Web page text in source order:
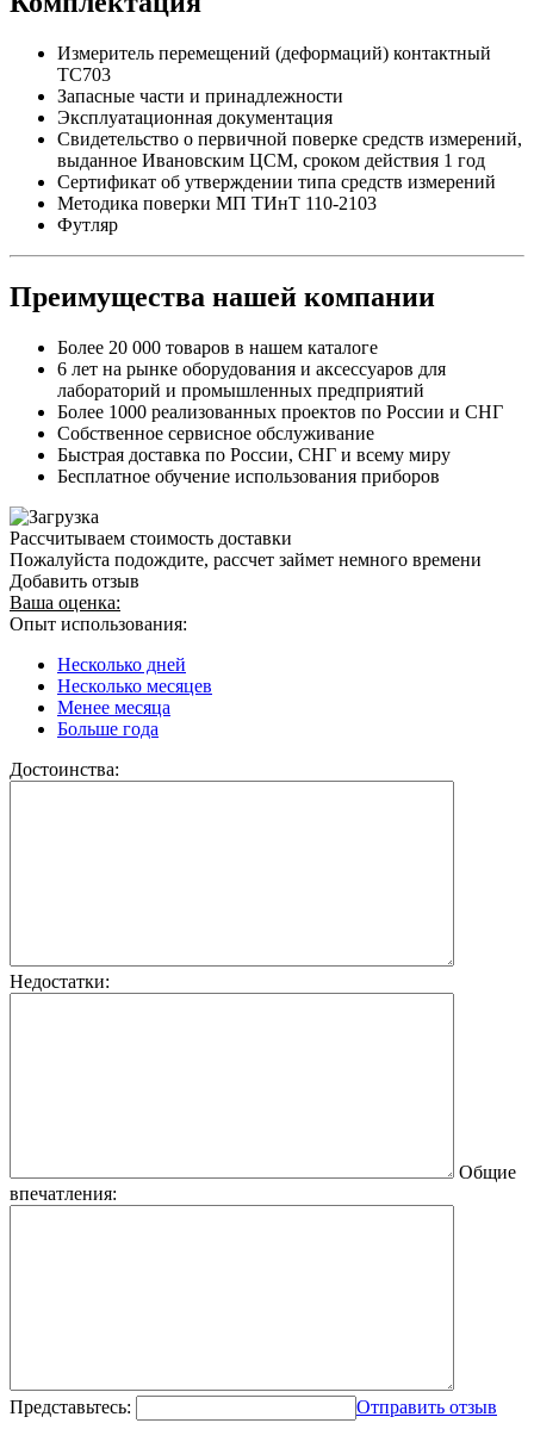
Измеритель перемещений (деформаций) контактный
ТС703
Запасные части и принадлежности
Эксплуатационная документация
Свидетельство о первичной поверке средств измерений,
выданное Ивановским ЦСМ, сроком действия 1 год
Сертификат об утверждении типа средств измерений
Методика поверки МП ТИнТ 110-2103
Футляр
Преимущества нашей компании
Более 20 000 товаров в нашем каталоге
6 лет на рынке оборудования и аксессуаров для
лабораторий и промышленных предприятий
Более 1000 реализованных проектов по России и СНГ
Собственное сервисное обслуживание
Быстрая доставка по России, СНГ и всему миру
Бесплатное обучение использования приборов
Рассчитываем стоимость доставки
Пожалуйста подождите, рассчет займет немного времени
Добавить отзыв
Ваша оценка:
Опыт использования:
Несколько дней
Несколько месяцев
Менее месяца
Больше года
Достоинства:
Недостатки:
Общие
впечатления:
Представьтесь: Отправить отзыв